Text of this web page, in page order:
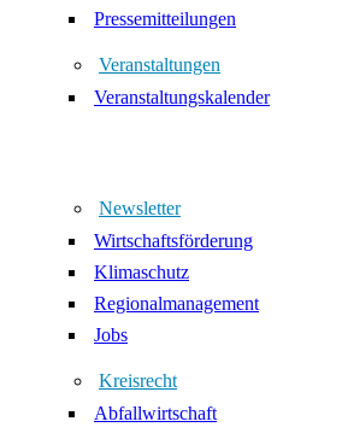
Pressemitteilungen
Veranstaltungen
Veranstaltungskalender
Newsletter
Wirtschaftsförderung
Klimaschutz
Regionalmanagement
Jobs
Kreisrecht
Abfallwirtschaft